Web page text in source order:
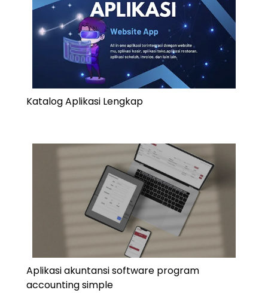
Katalog Aplikasi Lengkap
Aplikasi akuntansi software program
accounting simple